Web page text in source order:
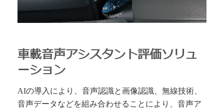
車載音声アシスタント評価ソリュ
ーション
AIの導入により、音声認識と画像認識、無線技術、
音声データなどを組み合わせることにより、音声ア